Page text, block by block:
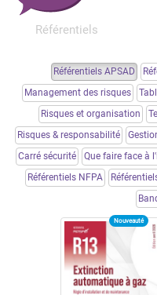
Référentiels
Référentiels APSAD
Management des risques
Risques et organisation
Risques & responsabilité
Carré sécurité
Que faire face à
Référentiels NFPA
Nouveauté